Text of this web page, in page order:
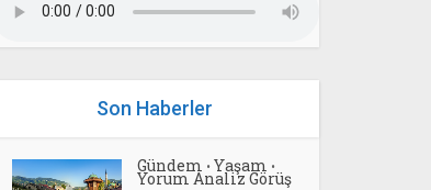
Son Haberler
Gündem • Yaşam •
Yorum Analiz Görüş